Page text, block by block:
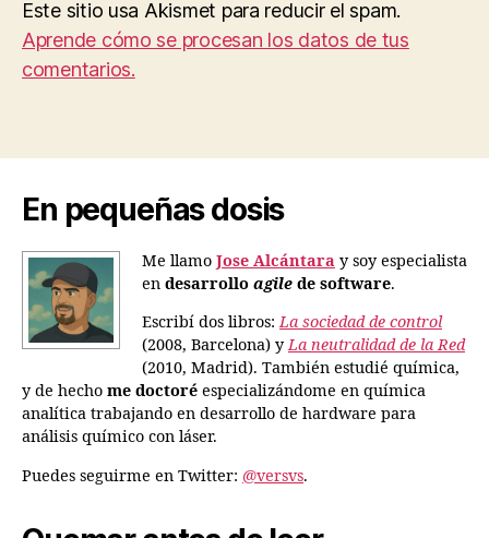
Este sitio usa Akismet para reducir el spam.
Aprende cómo se procesan los datos de tus
comentarios.
En pequeñas dosis
Me llamo Jose Alcántara y soy especialista
en desarrollo agile de software.
Escribí dos libros:La sociedad de control
(2008, Barcelona) yLa neutralidad de la Red
(2010, Madrid). También estudié química,
y de hecho me doctoré especializándome en química
analítica trabajando en desarrollo de hardware para
análisis químico con láser.
Puedes seguirme en Twitter: @versvs.